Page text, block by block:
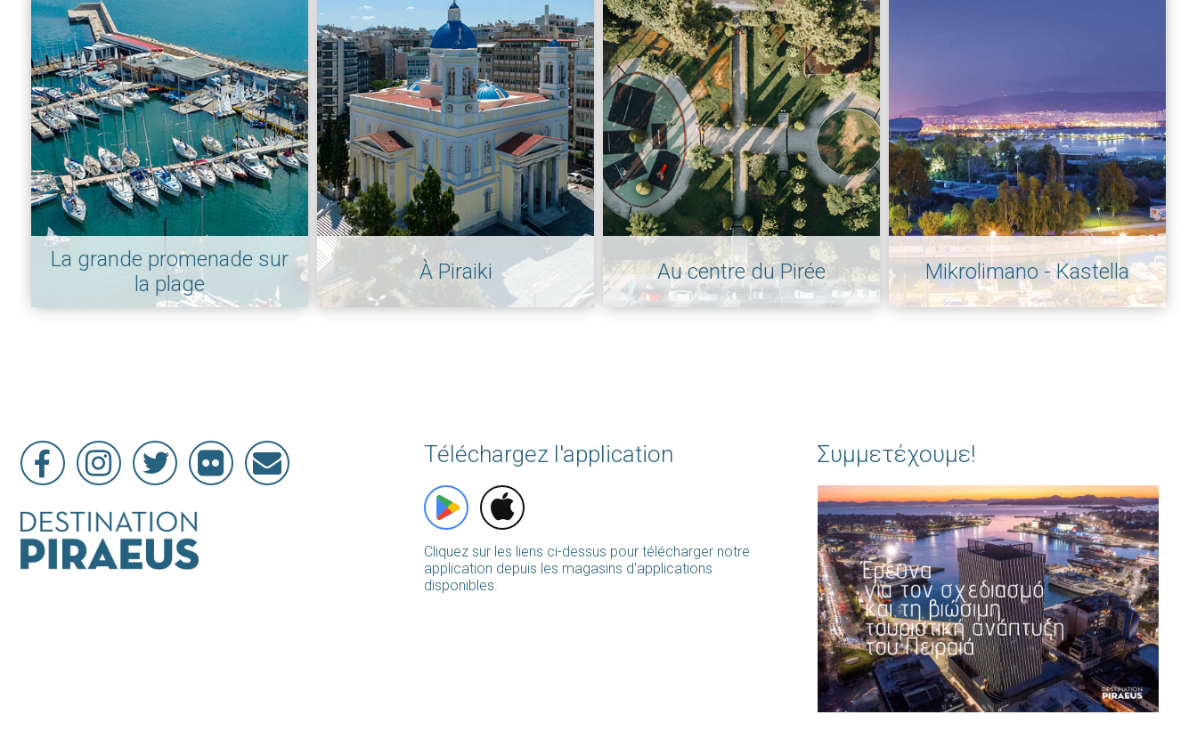
La grande promenade sur
la plage
À Piraiki Au centre du Pirée Mikrolimano - Kastella
Téléchargez l'application
Cliquez sur les liens ci-dessus pour télécharger notre
application depuis les magasins d'applications
disponibles.
Συμμετέχουμε!